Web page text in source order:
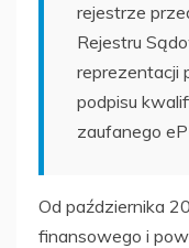
rejestrze
Rejestru
reprezentacji
podpisu
zaufanego
Od października
finansowego i